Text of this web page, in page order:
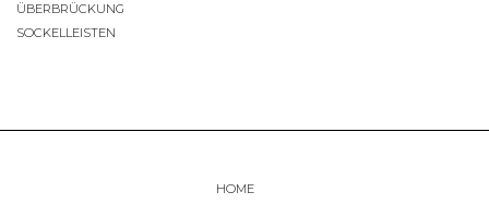
ÜBERBRÜCKUNG
SOCKELLEISTEN
HOME